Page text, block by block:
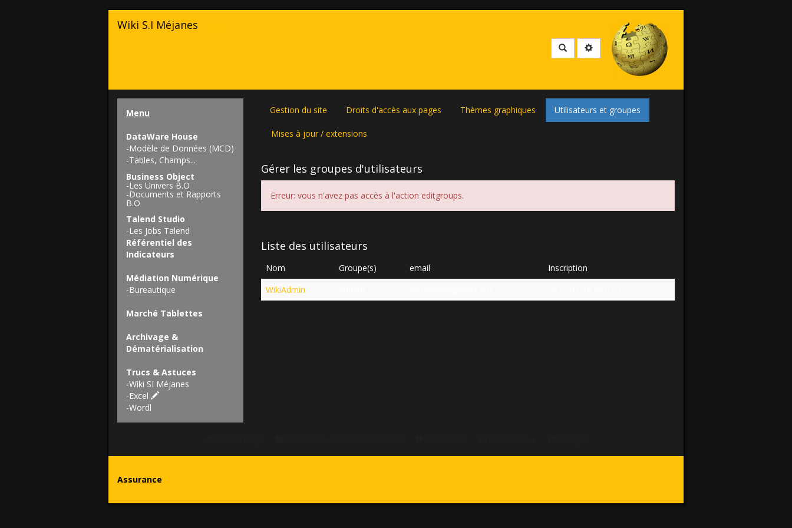
Wiki S.I Méjanes
Rechercher
Menu
DataWare House
-Modèle de Données (MCD)
-Tables, Champs...
Business Object
-Les Univers B.O
-Documents et Rapports
B.O
Talend Studio
-Les Jobs Talend
Référentiel des
Indicateurs
Médiation Numérique
-Bureautique
Marché Tablettes
Archivage &
Dématérialisation
Trucs & Astuces
-Wiki SI Méjanes
-Excel
-Wordl
Gestion du site Droits d'accès aux pages Thèmes graphiques Utilisateurs et groupes
Mises à jour / extensions
Gérer les groupes d'utilisateurs
Erreur: vous n'avez pas accès à l'action editgroups.
Liste des utilisateurs
Nom Groupe(s) email
Inscription
WikiAdmin
Assurance